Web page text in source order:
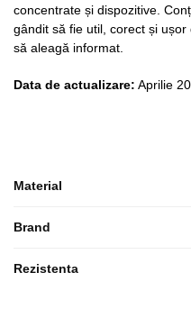
concentrate și dispozitive.
gândit să fie util, corect și
să aleagă informat.
Data de actualizare: Aprilie
Material
Brand
Rezistenta